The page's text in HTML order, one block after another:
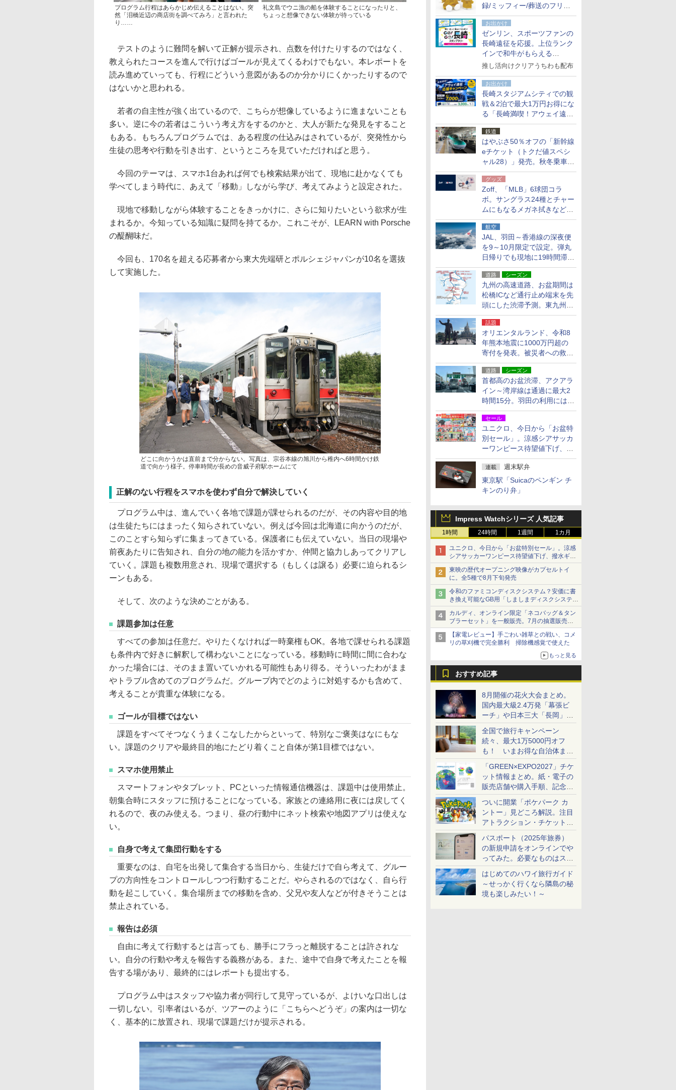
録/ミッフィー/葬送のフリー
レンほか、注目ブランドコラ
ボが実現
お出かけ
ゼンリン、スポーツファンの
長崎遠征を応援。上位ランク
インで和牛がもらえる
「GO！GO！長崎スタンプラ
推し活向けクリアうちわも配布
お出かけ
長崎スタジアムシティでの観
戦＆2泊で最大1万円お得にな
る「長崎満喫！アウェイ遠征
応援キャンペーン」
鉄道
はやぶさ50％オフの「新幹線
eチケット（トクだ値スペシ
ャル28）」発売。秋冬乗車
分、えきねっと限定
グッズ
Zoff、「MLB」6球団コラ
ボ。サングラス24種とチャー
ムにもなるメガネ拭きなど雑
貨24種
航空
JAL、羽田～香港線の深夜便
を9～10月限定で設定。弾丸
日帰りでも現地に19時間滞在
できる
道路 シーズン
九州の高速道路、お盆期間は
松橋ICなど通行止め端末を先
頭にした渋滞予測。東九州道
への迂回は料金調整を実施
話題
オリエンタルランド、令和8
年熊本地震に1000万円超の
寄付を発表。被災者への救援
活動・復旧支援
道路 シーズン
首都高のお盆渋滞、アクアラ
イン～湾岸線は通過に最大2
時間15分。羽田の利用には
「空港西出口」の利用検討を
セール
ユニクロ、今日から「お盆特
別セール」。涼感シアサッカ
ーワンピース待望値下げ、撥
水ギアショーツは1990円に
連載 週末駅弁
東京駅「Suicaのペンギン チ
キンのり弁」
Impress Watchシリーズ 人気記事
1時間 24時間 1週間 1カ月
ユニクロ、今日から「お盆特別セール」。涼感
シアサッカーワンピース待望値下げ、撥水ギア
ショーツは1990円に
東映の歴代オープニング映像がカプセルトイ
に。全5種で8月下旬発売
令和のファミコンディスクシステム？安価に書
き換え可能なGB用「しましまディスクシステ
ム」
カルディ、オンライン限定「ネコバッグ＆タン
ブラーセット」を一般販売。7月の抽選販売の
当選無効分
【家電レビュー】手ごわい雑草との戦い、コメ
リの草刈機で完全勝利 掃除機感覚で使えた
もっと見る
おすすめ記事
8月開催の花火大会まとめ。
国内最大級2.4万発「幕張ビ
ーチ」や日本三大「長岡」な
ど大型イベント目白押し！
全国で旅行キャンペーン
続々、最大1万5000円オフ
も！ いまお得な自治体まと
め
「GREEN×EXPO2027」チケ
ット情報まとめ。紙・電子の
販売店舗や購入手順、記念チ
ケットも解説
ついに開業「ポケパーク カ
ントー」見どころ解説。注目
アトラクション・チケット手
配・来場前に必要な準備は？
パスポート（2025年旅券）
の新規申請をオンラインでや
ってみた。必要なものはスマ
ホとマイナカードのみ
はじめてのハワイ旅行ガイド
～せっかく行くなら隣島の秘
境も楽しみたい！～
プログラム行程はあらかじめ伝えることはない。突
然「泪橋近辺の商店街を調べてみろ」と言われた
り……
礼文島でウニ漁の船を体験することになったりと、
ちょっと想像できない体験が待っている
テストのように難問を解いて正解が提示され、点数を付けたりするのではなく、
教えられたコースを進んで行けばゴールが見えてくるわけでもない。本レポートを
読み進めていっても、行程にどういう意図があるのか分かりにくかったりするので
はないかと思われる。
若者の自主性が強く出ているので、こちらが想像しているように進まないことも
多い。逆に今の若者はこういう考え方をするのかと、大人が新たな発見をすること
もある。もちろんプログラムでは、ある程度の仕込みはされているが、突発性から
生徒の思考や行動を引き出す、というところを見ていただければと思う。
今回のテーマは、スマホ1台あれば何でも検索結果が出て、現地に赴かなくても
学べてしまう時代に、あえて「移動」しながら学び、考えてみようと設定された。
現地で移動しながら体験することをきっかけに、さらに知りたいという欲求が生
まれるか。今知っている知識に疑問を持てるか。これこそが、LEARN with Porsche
の醍醐味だ。
今回も、170名を超える応募者から東大先端研とポルシェジャパンが10名を選抜
して実施した。
どこに向かうかは直前まで分からない。写真は、宗谷本線の旭川から稚内へ6時間かけ鉄
道で向かう様子。停車時間が長めの音威子府駅ホームにて
正解のない行程をスマホを使わず自分で解決していく
プログラム中は、進んでいく各地で課題が課せられるのだが、その内容や目的地
は生徒たちにはまったく知らされていない。例えば今回は北海道に向かうのだが、
このことすら知らずに集まってきている。保護者にも伝えていない。当日の現場や
前夜あたりに告知され、自分の地の能力を活かすか、仲間と協力しあってクリアし
ていく。課題も複数用意され、現場で選択する（もしくは譲る）必要に迫られるシ
ーンもある。
そして、次のような決めごとがある。
課題参加は任意
すべての参加は任意だ。やりたくなければ一時棄権もOK。各地で課せられる課題
も条件内で好きに解釈して構わないことになっている。移動時に時間に間に合わな
かった場合には、そのまま置いていかれる可能性もあり得る。そういったわがまま
やトラブル含めてのプログラムだ。グループ内でどのように対処するかも含めて、
考えることが貴重な体験になる。
ゴールが目標ではない
課題をすべてそつなくうまくこなしたからといって、特別なご褒美はなにもな
い。課題のクリアや最終目的地にたどり着くこと自体が第1目標ではない。
スマホ使用禁止
スマートフォンやタブレット、PCといった情報通信機器は、課題中は使用禁止。
朝集合時にスタッフに預けることになっている。家族との連絡用に夜には戻してく
れるので、夜のみ使える。つまり、昼の行動中にネット検索や地図アプリは使えな
い。
自身で考えて集団行動をする
重要なのは、自宅を出発して集合する当日から、生徒だけで自ら考えて、グルー
プの方向性をコントロールしつつ行動することだ。やらされるのではなく、自ら行
動を起こしていく。集合場所までの移動を含め、父兄や友人などが付きそうことは
禁止されている。
報告は必須
自由に考えて行動するとは言っても、勝手にフラっと離脱することは許されな
い。自分の行動や考えを報告する義務がある。また、途中で自身で考えたことを報
告する場があり、最終的にはレポートも提出する。
プログラム中はスタッフや協力者が同行して見守っているが、よけいな口出しは
一切しない。引率者はいるが、ツアーのように「こちらへどうぞ」の案内は一切な
く、基本的に放置され、現場で課題だけが提示される。